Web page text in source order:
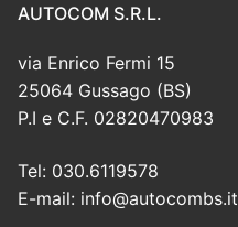
AUTOCOM S.R.L.
via Enrico Fermi 15
25064 Gussago (BS)
P.I e C.F. 02820470983
Tel: 030.6119578
E-mail: info@autocombs.it